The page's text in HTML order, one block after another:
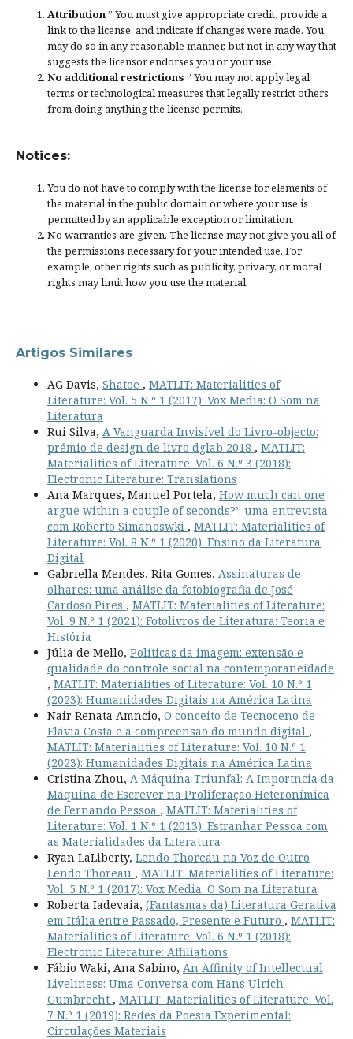
Attribution” You must give appropriate credit, provide a
link to the license, andindicate if changes were made. You
may do so in any reasonable manner, but not in any way that
suggests the licensor endorses you or your use.
No additional restrictions ” You may not apply legal
terms ortechnological measuresthat legally restrict others
from doing anything the license permits.
Notices:
You do not have to comply with the license for elements of
the material in the public domain or where your use is
permitted by an applicable exception or limitation.
No warranties are given. The license may not give you all of
the permissions necessary for your intended use. For
example, other rights such as publicity, privacy, or moral
rights may limit how you use the material.
Artigos Similares
AG Davis, Shatoe , MATLIT: Materialities of
Literature: Vol. 5 N.º 1 (2017): Vox Media: O Som na
Literatura
Rui Silva, A Vanguarda Invisível do Livro-objecto:
prémio de design de livro dglab 2018 , MATLIT:
Materialities of Literature: Vol. 6 N.º 3 (2018):
Electronic Literature: Translations
Ana Marques, Manuel Portela, How much can one
argue within a couple of seconds?’: uma entrevista
com Roberto Simanoswki , MATLIT: Materialities of
Literature: Vol. 8 N.º 1 (2020): Ensino da Literatura
Digital
Gabriella Mendes, Rita Gomes, Assinaturas de
olhares: uma análise da fotobiografia de José
Cardoso Pires , MATLIT: Materialities of Literature:
Vol. 9 N.º 1 (2021): Fotolivros de Literatura: Teoria e
História
Júlia de Mello, Políticas da imagem: extensão e
qualidade do controle social na contemporaneidade
, MATLIT: Materialities of Literature: Vol. 10 N.º 1
(2023): Humanidades Digitais na América Latina
Nair Renata Amncio, O conceito de Tecnoceno de
Flávia Costa e a compreensão do mundo digital ,
MATLIT: Materialities of Literature: Vol. 10 N.º 1
(2023): Humanidades Digitais na América Latina
Cristina Zhou, A Máquina Triunfal: A Importncia da
Máquina de Escrever na Proliferação Heteronímica
de Fernando Pessoa , MATLIT: Materialities of
Literature: Vol. 1 N.º 1 (2013): Estranhar Pessoa com
as Materialidades da Literatura
Ryan LaLiberty, Lendo Thoreau na Voz de Outro
Lendo Thoreau , MATLIT: Materialities of Literature:
Vol. 5 N.º 1 (2017): Vox Media: O Som na Literatura
Roberta Iadevaia, (Fantasmas da) Literatura Gerativa
em Itália entre Passado, Presente e Futuro , MATLIT:
Materialities of Literature: Vol. 6 N.º 1 (2018):
Electronic Literature: Affiliations
Fábio Waki, Ana Sabino, An Affinity of Intellectual
Liveliness: Uma Conversa com Hans Ulrich
Gumbrecht , MATLIT: Materialities of Literature: Vol.
7 N.º 1 (2019): Redes da Poesia Experimental:
Circulações Materiais